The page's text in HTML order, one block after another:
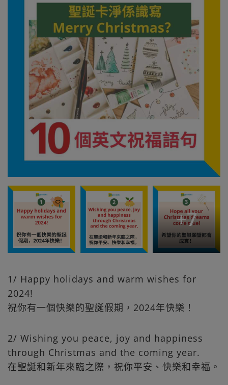
+7
1/ Happy holidays and warm wishes for
2024!
祝你有一個快樂的聖誕假期，2024年快樂！
2/ Wishing you peace, joy and happiness
through Christmas and the coming year.
在聖誕和新年來臨之際，祝你平安、快樂和幸福。